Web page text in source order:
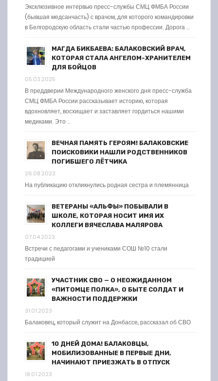
Эксклюзивное интервью пресс-службы СМЦ ФМБА России
(бывшая медсанчасть) с врачом, для которого командировки
в Белгородскую область стали частью профессии. Дорога …
МАГДА БИКБАЕВА: БАЛАКОВСКИЙ ВРАЧ,
КОТОРАЯ СТАЛА АНГЕЛОМ-ХРАНИТЕЛЕМ
ДЛЯ БОЙЦОВ
05.03.2025
В преддверии Международного женского дня пресс-служба
СМЦ ФМБА России рассказывает историю, которая
вдохновляет, восхищает и заставляет гордиться нашими
медиками. Это …
ВЕЧНАЯ ПАМЯТЬ ГЕРОЯМ! БАЛАКОВСКИЕ
ПОИСКОВИКИ НАШЛИ РОДСТВЕННИКОВ
ПОГИБШЕГО ЛЁТЧИКА
26.08.2023
На публикацию откликнулись родная сестра и племянница
ВЕТЕРАНЫ «АЛЬФЫ» ПОБЫВАЛИ В
ШКОЛЕ, КОТОРАЯ НОСИТ ИМЯ ИХ
КОЛЛЕГИ ВЯЧЕСЛАВА МАЛЯРОВА
07.04.2023
Встречи с педагогами и учениками СОШ №10 стали
традицией
УЧАСТНИК СВО — О НЕОЖИДАННОМ
«ПИТОМЦЕ ПОЛКА», О БЫТЕ СОЛДАТ И
ВАЖНОСТИ ПОДДЕРЖКИ
31.01.2023
Балаковец, который служит на Донбассе, рассказал об СВО
10 ДНЕЙ ДОМА! БАЛАКОВЦЫ,
МОБИЛИЗОВАННЫЕ В ПЕРВЫЕ ДНИ,
НАЧИНАЮТ ПРИЕЗЖАТЬ В ОТПУСК
18.01.2023